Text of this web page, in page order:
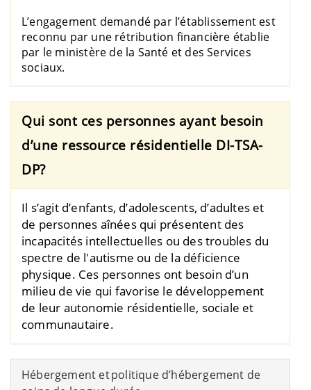
L’engagement demandé par l’établissement est
reconnu par une rétribution financière établie
par le ministère de la Santé et des Services
sociaux.
Qui sont ces personnes ayant besoin
d’une ressource résidentielle DI-TSA-
DP?
Il s’agit d’enfants, d’adolescents, d’adultes et
de personnes aînées qui présentent des
incapacités intellectuelles ou des troubles du
spectre de l'autisme ou de la déficience
physique. Ces personnes ont besoin d’un
milieu de vie qui favorise le développement
de leur autonomie résidentielle, sociale et
communautaire.
Hébergement et politique d’hébergement de